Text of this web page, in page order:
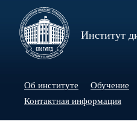
Институт
Об институте Обучение
Контактная информация